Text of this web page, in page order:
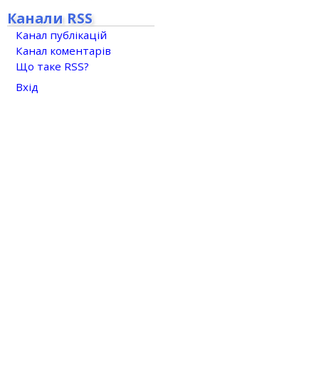
Канали RSS
Канал публікацій
Канал коментарів
Що таке RSS?
Вхід